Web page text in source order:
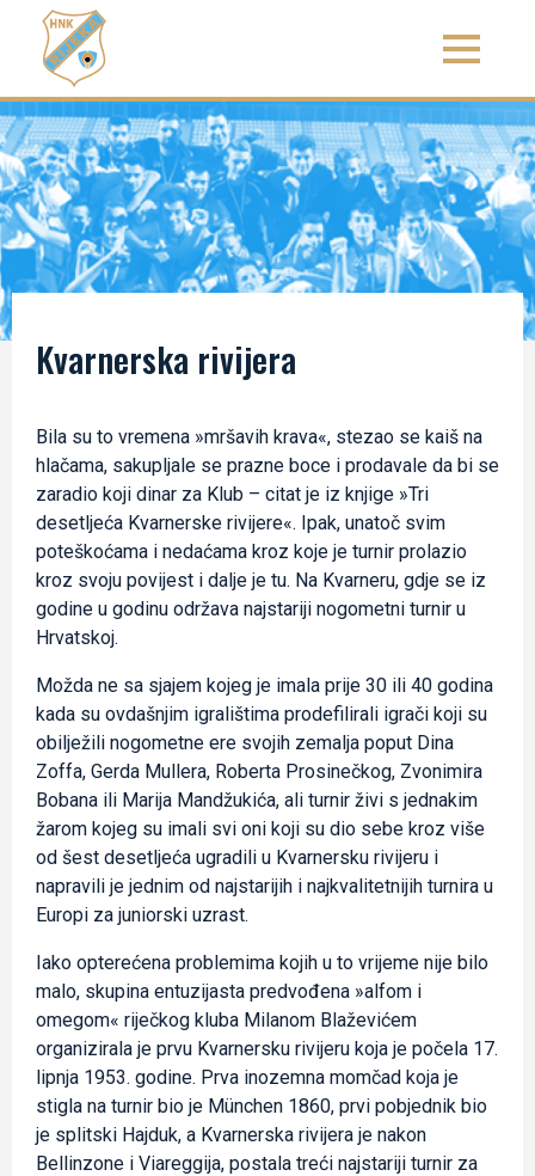
Kvarnerska rivijera
Bila su to vremena »mršavih krava«, stezao se kaiš na
hlačama, sakupljale se prazne boce i prodavale da bi se
zaradio koji dinar za Klub – citat je iz knjige »Tri
desetljeća Kvarnerske rivijere«. Ipak, unatoč svim
poteškoćama i nedaćama kroz koje je turnir prolazio
kroz svoju povijest i dalje je tu. Na Kvarneru, gdje se iz
godine u godinu održava najstariji nogometni turnir u
Hrvatskoj.
Možda ne sa sjajem kojeg je imala prije 30 ili 40 godina
kada su ovdašnjim igralištima prodefilirali igrači koji su
obilježili nogometne ere svojih zemalja poput Dina
Zoffa, Gerda Mullera, Roberta Prosinečkog, Zvonimira
Bobana ili Marija Mandžukića, ali turnir živi s jednakim
žarom kojeg su imali svi oni koji su dio sebe kroz više
od šest desetljeća ugradili u Kvarnersku rivijeru i
napravili je jednim od najstarijih i najkvalitetnijih turnira u
Europi za juniorski uzrast.
Iako opterećena problemima kojih u to vrijeme nije bilo
malo, skupina entuzijasta predvođena »alfom i
omegom« riječkog kluba Milanom Blaževićem
organizirala je prvu Kvarnersku rivijeru koja je počela 17.
lipnja 1953. godine. Prva inozemna momčad koja je
stigla na turnir bio je München 1860, prvi pobjednik bio
je splitski Hajduk, a Kvarnerska rivijera je nakon
Bellinzone i Viareggija, postala treći najstariji turnir za